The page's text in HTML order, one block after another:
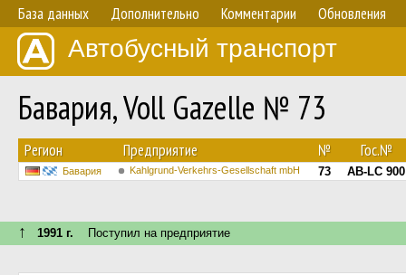
База данных Дополнительно Комментарии Обновления
Автобусный транспорт
Бавария, Voll Gazelle № 73
Регион Предприятие № Гос.№
Бавария Kahlgrund-Verkehrs-Gesellschaft mbH 73 AB-LC 900
↑ 1991 г. Поступил на предприятие